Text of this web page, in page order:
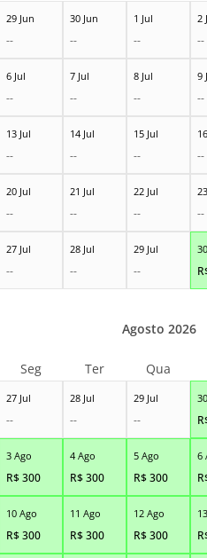
29 Jun
--
30 Jun
--
1 Jul
--
2
--
6 Jul
--
7 Jul
--
8 Jul
--
9
--
13 Jul
--
14 Jul
--
15 Jul
-- --
20 Jul
--
21 Jul
--
22 Jul
-- --
27 Jul
--
28 Jul
--
29 Jul
--
27 Jul
--
28 Jul
--
29 Jul
--
3 Ago
R$300
4 Ago
R$300
5 Ago
R$300
6
10 Ago
R$300
11 Ago
R$300
12 Ago
R$300
Agosto 2026
Seg Ter Qua